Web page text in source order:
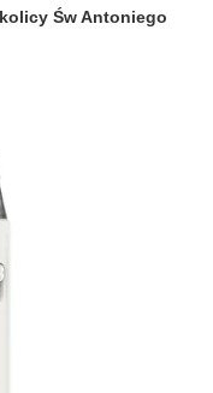
Św Antoniego